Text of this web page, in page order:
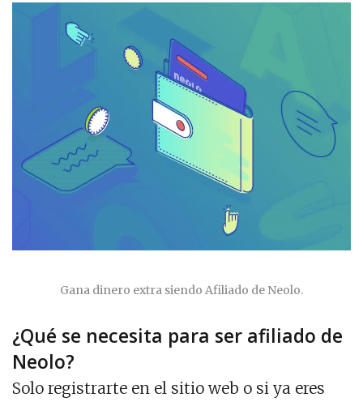
Gana dinero extra siendo Afiliado de Neolo.
¿Qué se necesita para ser afiliado de
Neolo?
Solo registrarte en el sitio web o si ya eres